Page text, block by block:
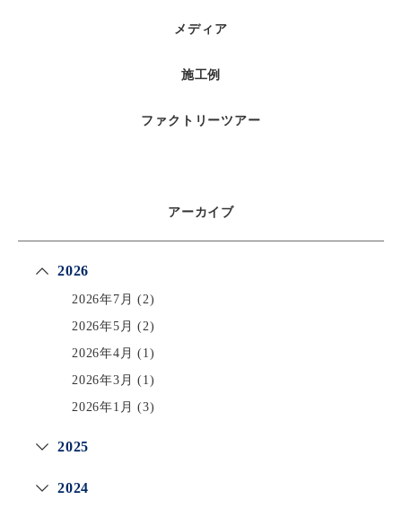
メディア
施工例
ファクトリーツアー
アーカイブ
2026
2026年7月 (2)
2026年5月 (2)
2026年4月 (1)
2026年3月 (1)
2026年1月 (3)
2025
2024